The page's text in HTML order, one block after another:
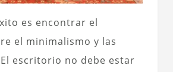
es encontrar el
el minimalismo y las
escritorio no debe estar